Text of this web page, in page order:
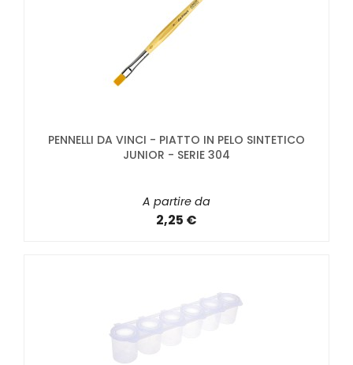
PENNELLI DA VINCI - PIATTO IN PELO SINTETICO
JUNIOR - SERIE 304
A partire da
2,25 €